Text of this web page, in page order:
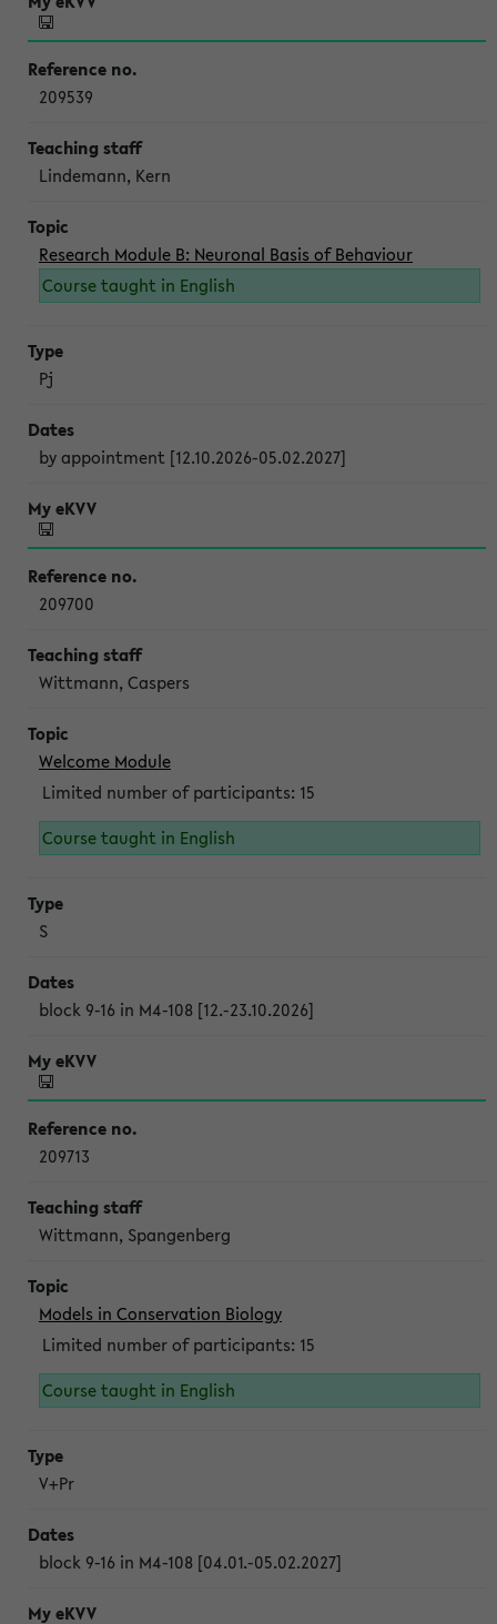
209539
Lindemann, Kern
Research Module B: Neuronal Basis of Behaviour
Course taught in English
Pj
by appointment [12.10.2026-05.02.2027]
209700
Wittmann, Caspers
Welcome Module
Limited number of participants: 15
Course taught in English
S
block 9-16 in M4-108 [12.-23.10.2026]
209713
Wittmann, Spangenberg
Models in Conservation Biology
Limited number of participants: 15
Course taught in English
V+Pr
block 9-16 in M4-108 [04.01.-05.02.2027]